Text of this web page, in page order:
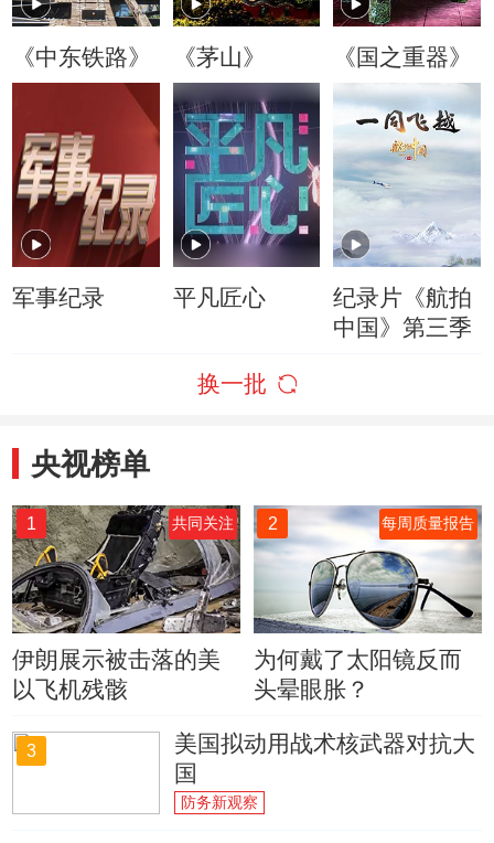
《中东铁路》 《茅山》 《国之重器》
军事纪录 平凡匠心
纪录片《航拍
中国》第三季
换一批
央视榜单
1 共同关注
伊朗展示被击落的美
以飞机残骸
2 每周质量报告
为何戴了太阳镜反而
头晕眼胀？
3
美国拟动用战术核武器对抗大
国
防务新观察